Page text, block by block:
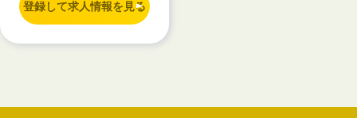
登録して求人情報を見る